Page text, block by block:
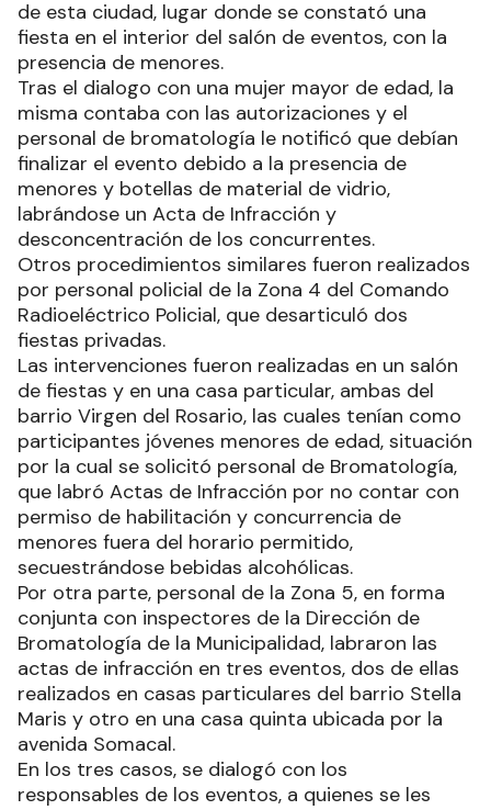
de esta ciudad, lugar donde se constató una
fiesta en el interior del salón de eventos, con la
presencia de menores.
Tras el dialogo con una mujer mayor de edad, la
misma contaba con las autorizaciones y el
personal de bromatología le notificó que debían
finalizar el evento debido a la presencia de
menores y botellas de material de vidrio,
labrándose un Acta de Infracción y
desconcentración de los concurrentes.
Otros procedimientos similares fueron realizados
por personal policial de la Zona 4 del Comando
Radioeléctrico Policial, que desarticuló dos
fiestas privadas.
Las intervenciones fueron realizadas en un salón
de fiestas y en una casa particular, ambas del
barrio Virgen del Rosario, las cuales tenían como
participantes jóvenes menores de edad, situación
por la cual se solicitó personal de Bromatología,
que labró Actas de Infracción por no contar con
permiso de habilitación y concurrencia de
menores fuera del horario permitido,
secuestrándose bebidas alcohólicas.
Por otra parte, personal de la Zona 5, en forma
conjunta con inspectores de la Dirección de
Bromatología de la Municipalidad, labraron las
actas de infracción en tres eventos, dos de ellas
realizados en casas particulares del barrio Stella
Maris y otro en una casa quinta ubicada por la
avenida Somacal.
En los tres casos, se dialogó con los
responsables de los eventos, a quienes se les